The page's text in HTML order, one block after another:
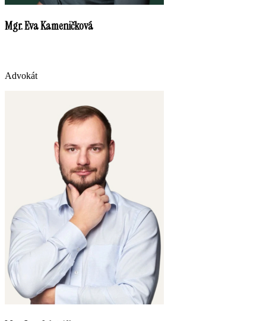
Mgr. Eva Kameničková
Advokát